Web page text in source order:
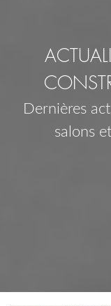
Dernières
salons